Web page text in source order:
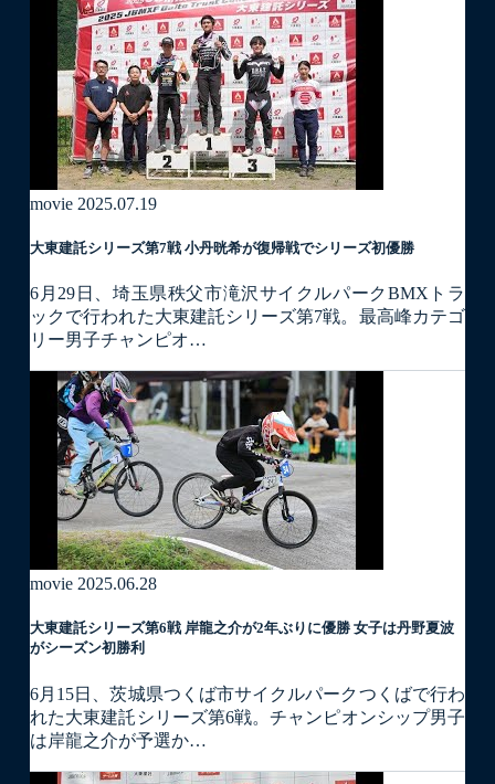
movie 2025.07.19
大東建託シリーズ第7戦 ⼩丹晄希が復帰戦でシリーズ初優勝
6月29日、埼玉県秩父市滝沢サイクルパークBMXトラ
ックで行われた大東建託シリーズ第7戦。最高峰カテゴ
リー男子チャンピオ…
movie 2025.06.28
大東建託シリーズ第6戦 岸龍之介が2年ぶりに優勝 女子は丹野夏波
がシーズン初勝利
6月15日、茨城県つくば市サイクルパークつくばで行わ
れた大東建託シリーズ第6戦。チャンピオンシップ男子
は岸龍之介が予選か…